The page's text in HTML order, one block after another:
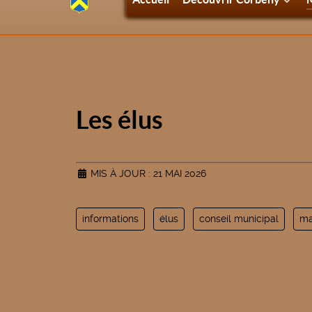
Les élus
MIS À JOUR : 21 MAI 2026
informations élus conseil municipal